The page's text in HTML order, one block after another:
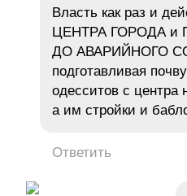
Власть как раз и
ЦЕНТРА ГОРОДА и
ДО АВАРИЙНОГО
подготавливая
одесситов с
а им стройки и
Ответить